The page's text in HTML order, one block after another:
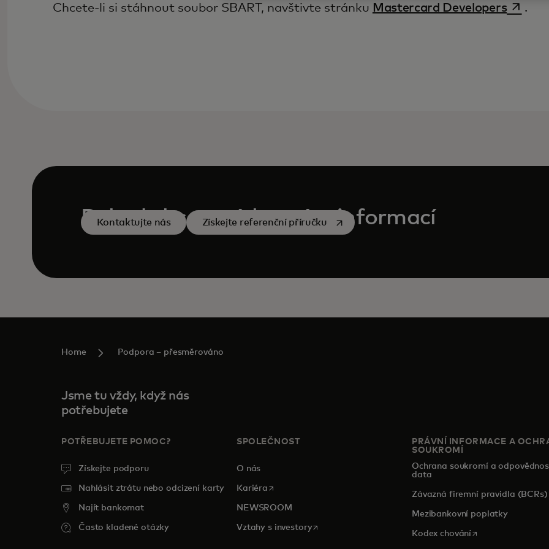
Chcete-li si stáhnout soubor SBART, navštivte stránku Mastercard Developersopens
.
Pokud chcete získat více informací
Kontaktujte nás Získejte referenční příručkuopens in a new tab
Home Podpora – přesměrováno
Jsme tu vždy, když nás
potřebujete
POTŘEBUJETE POMOC?
Získejte podporu
Nahlásit ztrátu nebo odcizení karty
Najít bankomat
Často kladené otázky
SPOLEČNOST
O nás
Kariéra opens in a new tab
NEWSROOM
Vztahy s investoryopens in a new tab
PRÁVNÍ INFORMACE A
SOUKROMÍ
Ochrana soukromí a
data
Závazná firemní pravidla (BCRs)
Mezibankovní poplatky
Kodex chováníopens in a new tab